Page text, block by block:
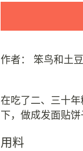
作者： 笨鸟和土
在吃了二、三十
用料